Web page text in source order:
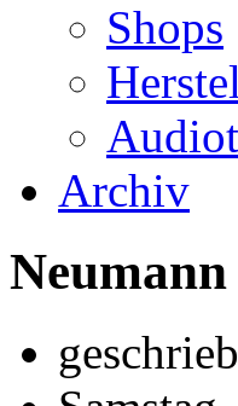
Shops
Archiv